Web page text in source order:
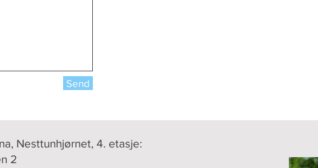
Send
Nesttunhjørnet, 4. etasje:
2